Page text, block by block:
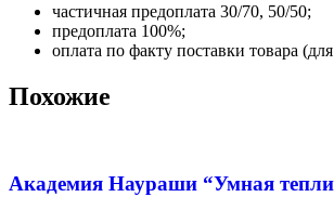
частичная предоплата 30/70, 50/50;
предоплата 100%;
оплата по факту поставки товара
Похожие
Академия Наураши “Умная